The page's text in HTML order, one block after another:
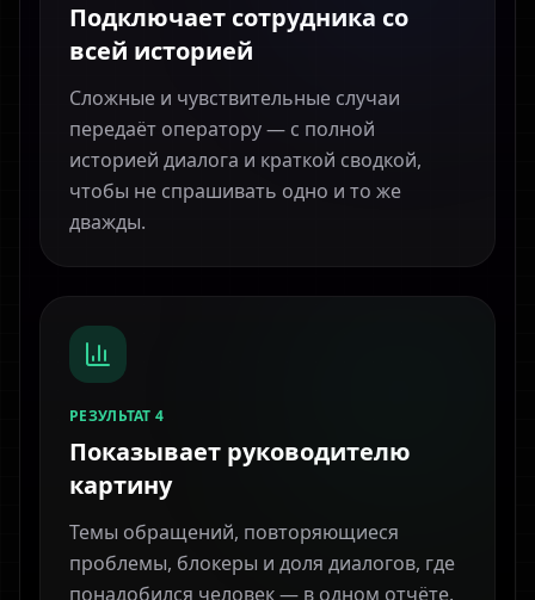
Подключает сотрудника со
всей историей
Сложные и чувствительные случаи
передаёт оператору — с полной
историей диалога и краткой сводкой,
чтобы не спрашивать одно и то же
дважды.
РЕЗУЛЬТАТ 4
Показывает руководителю
картину
Темы обращений, повторяющиеся
проблемы, блокеры и доля диалогов, где
понадобился человек — в одном отчёте.